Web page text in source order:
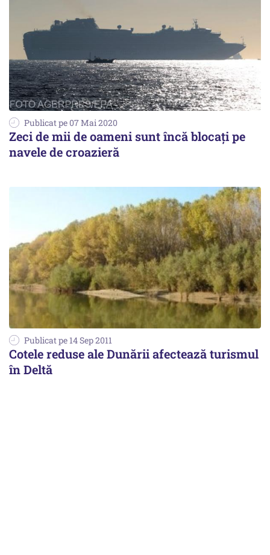
Publicat pe 07 Mai 2020
Zeci de mii de oameni sunt încă blocați pe
navele de croazieră
Publicat pe 14 Sep 2011
Cotele reduse ale Dunării afectează turismul
în Deltă